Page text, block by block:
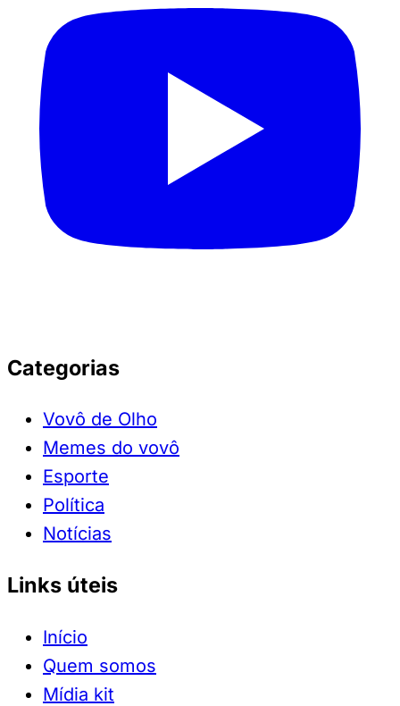
Categorias
Vovô de Olho
Memes do vovô
Esporte
Política
Notícias
Links úteis
Início
Quem somos
Mídia kit